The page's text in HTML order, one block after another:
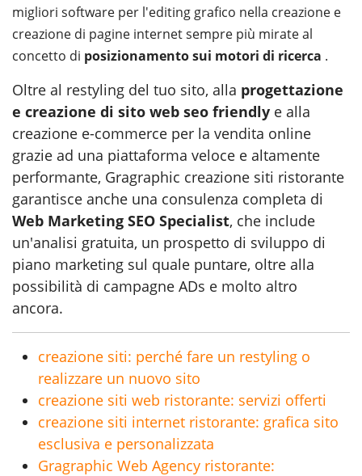
migliori software per l'editing grafico nella creazione e
creazione di pagine internet sempre più mirate al
concetto di posizionamento sui motori di ricerca .
Oltre al restyling del tuo sito, alla progettazione
e creazione di sito web seo friendly e alla
creazione e-commerce per la vendita online
grazie ad una piattaforma veloce e altamente
performante, Gragraphic creazione siti ristorante
garantisce anche una consulenza completa di
Web Marketing SEO Specialist, che include
un'analisi gratuita, un prospetto di sviluppo di
piano marketing sul quale puntare, oltre alla
possibilità di campagne ADs e molto altro
ancora.
creazione siti: perché fare un restyling o
realizzare un nuovo sito
creazione siti web ristorante: servizi offerti
creazione siti internet ristorante: grafica sito
esclusiva e personalizzata
Gragraphic Web Agency ristorante: